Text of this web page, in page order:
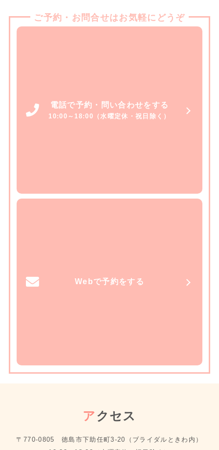
ご予約・お問合せはお気軽にどうぞ
電話で予約・問い合わせをする
10:00～18:00（水曜定休・祝日除く）
Webで予約をする
ア クセス
〒770-0805 徳島市下助任町3-20（ブライダルときわ内）